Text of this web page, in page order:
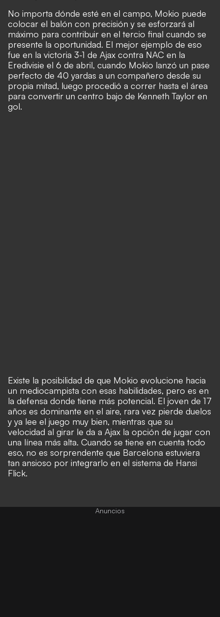
No importa dónde esté en el campo, Mokio puede
colocar el balón con precisión y se esforzará al
máximo para contribuir en el tercio final cuando se
presente la oportunidad. El mejor ejemplo de eso
fue en la victoria 3-1 de Ajax contra NAC en la
Eredivisie el 6 de abril, cuando Mokio lanzó un pase
perfecto de 40 yardas a un compañero desde su
propia mitad, luego procedió a correr hasta el área
para convertir un centro bajo de Kenneth Taylor en
gol.
Existe la posibilidad de que Mokio evolucione hacia
un mediocampista con esas habilidades, pero es en
la defensa donde tiene más potencial. El joven de 17
años es dominante en el aire, rara vez pierde duelos
y ya lee el juego muy bien, mientras que su
velocidad al girar le da a Ajax la opción de jugar con
una línea más alta. Cuando se tiene en cuenta todo
eso, no es sorprendente que Barcelona estuviera
tan ansioso por integrarlo en el sistema de Hansi
Flick.